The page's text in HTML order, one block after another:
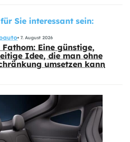
für Sie interessant sein:
7. August 2026
Fathom: Eine günstige,
Idee, die man ohne
umsetzen kann